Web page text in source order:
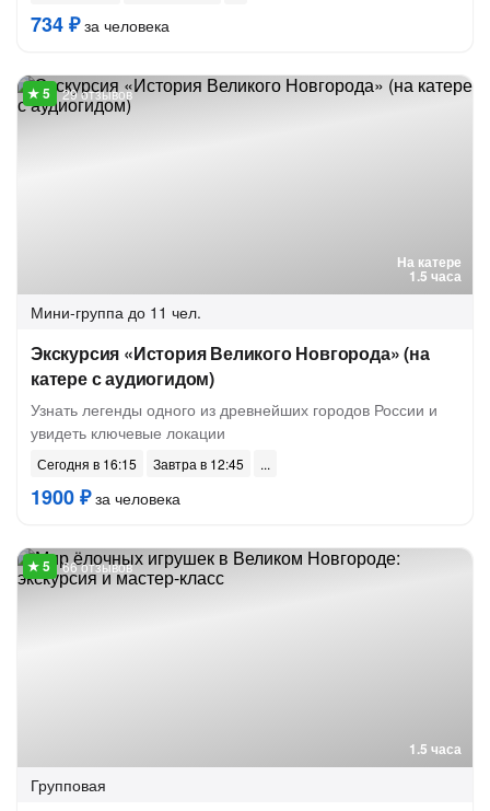
734 ₽за человека
На катере
1.5 часа
29 отзывов
Мини-группа до 11 чел.
Экскурсия «История Великого Новгорода» (на
катере с аудиогидом)
Узнать легенды одного из древнейших городов России и
увидеть ключевые локации
Сегодня в 16:15 Завтра в 12:45
1900 ₽за человека
1.5 часа
66 отзывов
Групповая